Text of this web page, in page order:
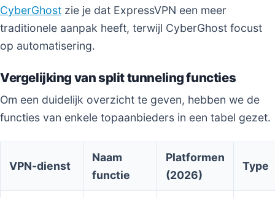
CyberGhost zie je dat ExpressVPN een meer
traditionele aanpak heeft, terwijl CyberGhost focust
op automatisering.
Vergelijking van split tunneling functies
Om een duidelijk overzicht te geven, hebben we de
functies van enkele topaanbieders in een tabel gezet.
VPN-dienst
Naam
functie
Platformen
(2026)
Type